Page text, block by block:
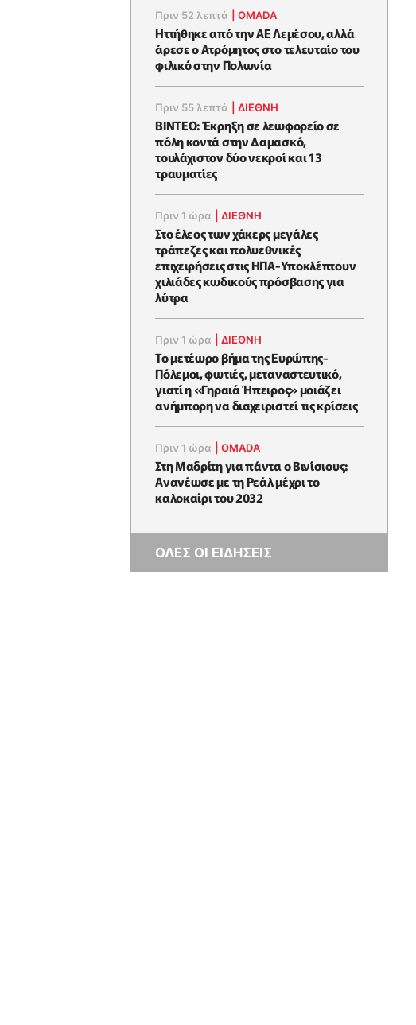
Πριν 52 λεπτά |OMADA
Ηττήθηκε από την ΑΕ Λεμέσου, αλλά
άρεσε ο Ατρόμητος στο τελευταίο του
φιλικό στην Πολωνία
Πριν 55 λεπτά |ΔΙΕΘΝΗ
ΒΙΝΤΕΟ: Έκρηξη σε λεωφορείο σε
πόλη κοντά στην Δαμασκό,
τουλάχιστον δύο νεκροί και 13
τραυματίες
Πριν 1 ώρα |ΔΙΕΘΝΗ
Στο έλεος των χάκερς μεγάλες
τράπεζες και πολυεθνικές
επιχειρήσεις στις ΗΠΑ-Υποκλέπτουν
χιλιάδες κωδικούς πρόσβασης για
λύτρα
Πριν 1 ώρα |ΔΙΕΘΝΗ
Το μετέωρο βήμα της Ευρώπης-
Πόλεμοι, φωτιές, μεταναστευτικό,
γιατί η «Γηραιά Ήπειρος» μοιάζει
ανήμπορη να διαχειριστεί τις κρίσεις
Πριν 1 ώρα |OMADA
Στη Μαδρίτη για πάντα ο Βινίσιους:
Ανανέωσε με τη Ρεάλ μέχρι το
καλοκαίρι του 2032
ΟΛΕΣ ΟΙ ΕΙΔΗΣΕΙΣ